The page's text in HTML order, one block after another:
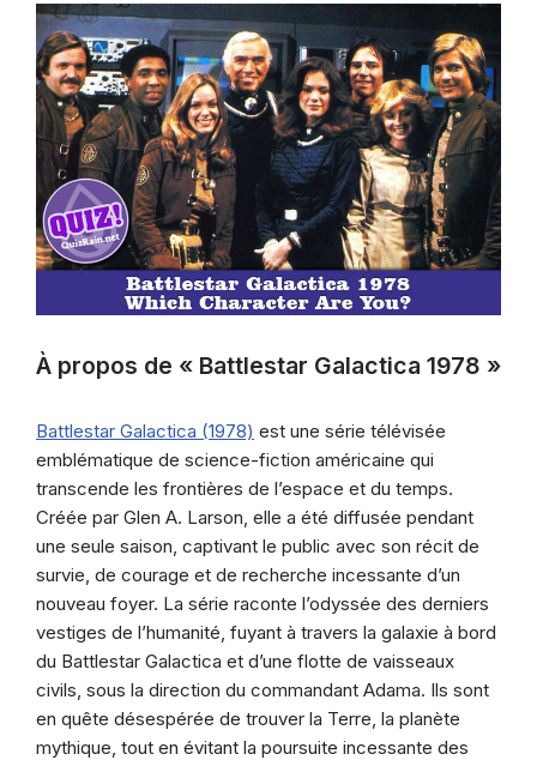
À propos de « Battlestar Galactica 1978 »
Battlestar Galactica (1978) est une série télévisée
emblématique de science-fiction américaine qui
transcende les frontières de l’espace et du temps.
Créée par Glen A. Larson, elle a été diffusée pendant
une seule saison, captivant le public avec son récit de
survie, de courage et de recherche incessante d’un
nouveau foyer. La série raconte l’odyssée des derniers
vestiges de l’humanité, fuyant à travers la galaxie à bord
du Battlestar Galactica et d’une flotte de vaisseaux
civils, sous la direction du commandant Adama. Ils sont
en quête désespérée de trouver la Terre, la planète
mythique, tout en évitant la poursuite incessante des